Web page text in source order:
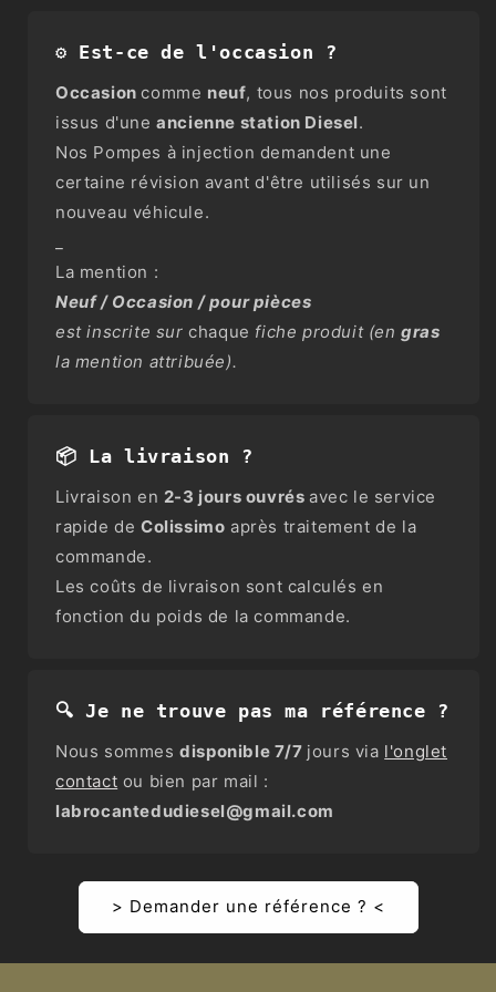
⚙️ Est-ce de l'occasion ?
Occasioncomme neuf, tous nos produits sont
issus d'uneancienne station Diesel.
Nos Pompes à injection demandent une
certaine révision avant d'être utilisés sur un
nouveau véhicule.
La mention :
Neuf / Occasion / pour pièces
est inscrite surchaque fiche produit (engras
la mention attribuée).
📦 La livraison ?
Livraison en 2-3 jours ouvrésavec le service
rapide de Colissimo après traitement de la
commande.
Les coûts de livraison sont calculés en
fonction du poids de la commande.
🔍 Je ne trouve pas ma référence ?
Nous sommesdisponible 7/7 jours via l'onglet
contact ou bien par mail :
labrocantedudiesel@gmail.com
> Demander une référence ? <